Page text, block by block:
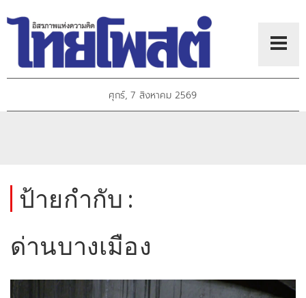
ศุกร์, 7 สิงหาคม 2569
ป้ายกำกับ :
ด่านบางเมือง